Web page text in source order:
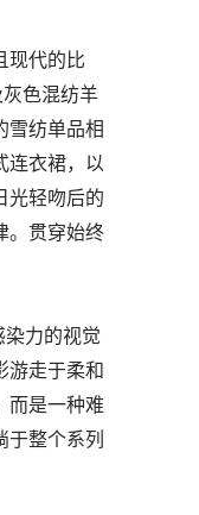
现代的比
色混纺羊
雪纺单品相
连衣裙，以
光轻吻后的
。贯穿始终
染力的视觉
游走于柔和
而是一种难
于整个系列